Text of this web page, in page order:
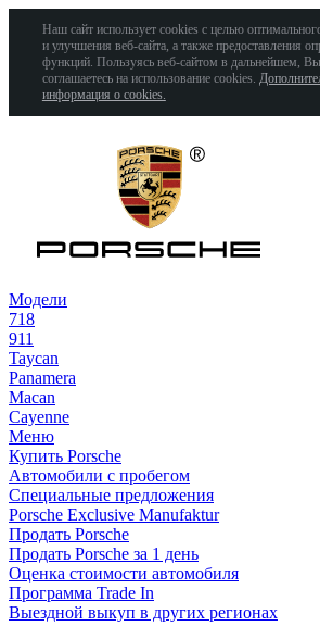
Наш сайт использует cookies с целью
и улучшения веб-сайта, а также предоставления
функций. Пользуясь веб-сайтом в дальнейшем,
соглашаетесь на использование cookies.
информация о cookies.
Модели
718
911
Taycan
Panamera
Macan
Cayenne
Меню
Купить Porsche
Автомобили с пробегом
Специальные предложения
Porsche Exclusive Manufaktur
Продать Porsche
Продать Porsche за 1 день
Оценка стоимости автомобиля
Программа Trade In
Выездной выкуп в других регионах